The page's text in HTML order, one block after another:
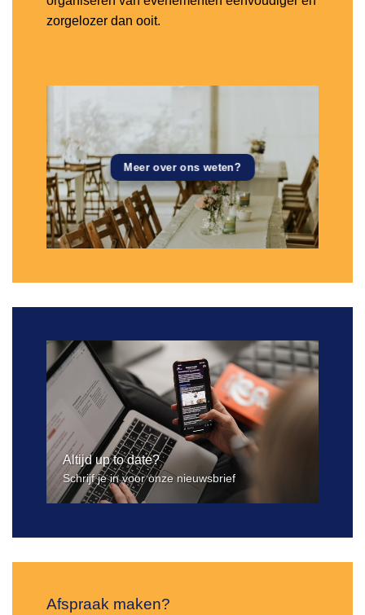
zorgelozer dan ooit.
Meer over ons weten?
Altijd up to date?
Schrijf je in voor onze nieuwsbrief
Afspraak maken?